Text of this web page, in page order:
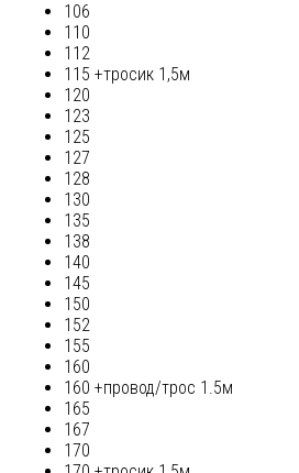
106
110
112
115 +тросик 1,5м
120
123
125
127
128
130
135
138
140
145
150
152
155
160
160 +провод/трос 1.5м
165
167
170